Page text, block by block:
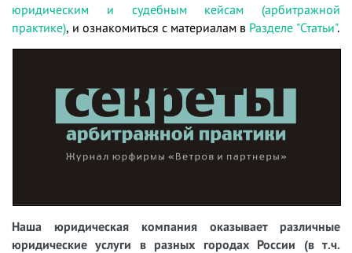
юридическим и судебным кейсам (арбитражной
практике), и ознакомиться с материалам в Разделе "Статьи".
Наша юридическая компания оказывает различные
юридические услуги в разных городах России (в т.ч.